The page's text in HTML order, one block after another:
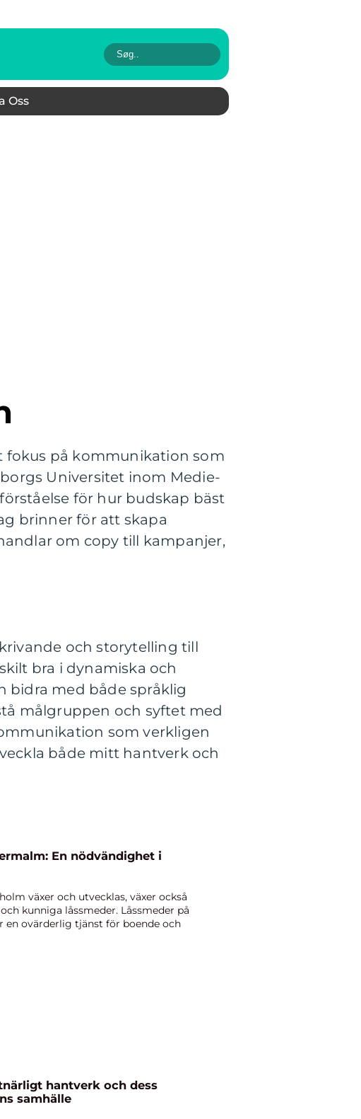
Oss
fokus på kommunikation som
Universitet inom Medie-
för hur budskap bäst
brinner för att skapa
om copy till kampanjer,
och storytelling till
bra i dynamiska och
bidra med både språklig
målgruppen och syftet med
som verkligen
både mitt hantverk och
En nödvändighet i
växer och utvecklas, växer också
kunniga låssmeder. Låssmeder på
en ovärderlig tjänst för boende och
hantverk och dess
samhälle